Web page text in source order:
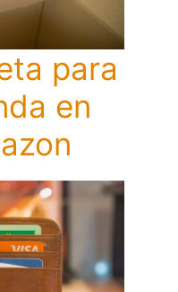
para
en